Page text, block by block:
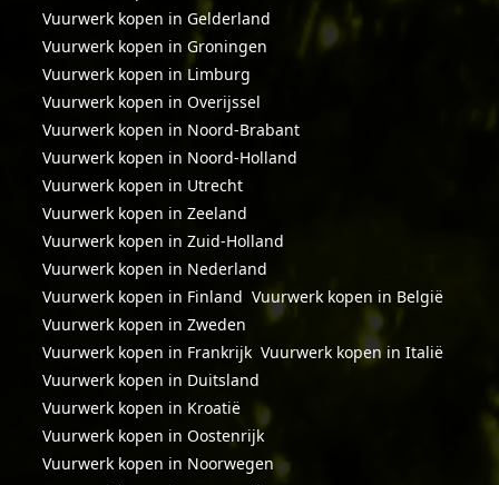
Vuurwerk kopen in Gelderland
Vuurwerk kopen in Groningen
Vuurwerk kopen in Limburg
Vuurwerk kopen in Overijssel
Vuurwerk kopen in Noord-Brabant
Vuurwerk kopen in Noord-Holland
Vuurwerk kopen in Utrecht
Vuurwerk kopen in Zeeland
Vuurwerk kopen in Zuid-Holland
Vuurwerk kopen in Nederland
Vuurwerk kopen in Finland Vuurwerk kopen in België
Vuurwerk kopen in Zweden
Vuurwerk kopen in Frankrijk Vuurwerk kopen in Italië
Vuurwerk kopen in Duitsland
Vuurwerk kopen in Kroatië
Vuurwerk kopen in Oostenrijk
Vuurwerk kopen in Noorwegen